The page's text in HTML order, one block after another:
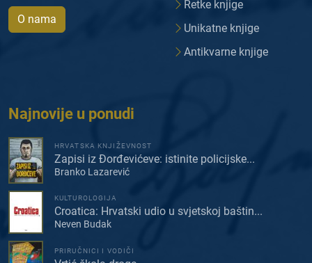
O nama
Retke knjige
Unikatne knjige
Antikvarne knjige
Najnovije u ponudi
HRVATSKA KNJIŽEVNOST
Zapisi iz Đorđevićeve: istinite policijske...
Branko Lazarević
KULTUROLOGIJA
Croatica: Hrvatski udio u svjetskoj baštin...
Neven Budak
PRIRUČNICI I VODIČI